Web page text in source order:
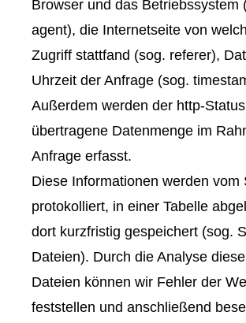
Browser und das Betriebssystem
agent), die Internetseite von
Zugriff stattfand (sog. referer),
Uhrzeit der Anfrage (sog.
Außerdem werden der http-
übertragene Datenmenge im
Anfrage erfasst.
Diese Informationen werden vom
protokolliert, in einer Tabelle
dort kurzfristig gespeichert (sog.
Dateien). Durch die Analyse
Dateien können wir Fehler der
feststellen und anschließend